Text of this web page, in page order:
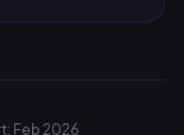
Feb 2026